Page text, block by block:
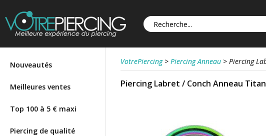
Nouveautés
Meilleures ventes
Top 100 à 5 € maxi
Piercing de qualité
VotrePiercing > Piercing Anneau > Piercing
Piercing Labret / Conch Anneau